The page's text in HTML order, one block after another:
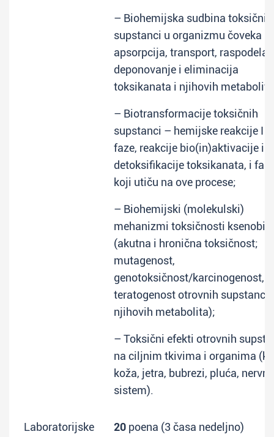
– Biohemijska sudbina toksičnih
supstanci u organizmu čoveka
apsorpcija, transport, raspodela,
deponovanje i eliminacija
toksikanata i njihovih
– Biotransformacije toksičnih
supstanci – hemijske reakcije I i
faze, reakcije bio(in)aktivacije i
detoksifikacije toksikanata, i
koji utiču na ove procese;
– Biohemijski (molekulski)
mehanizmi toksičnosti
(akutna i hronična toksičnost;
mutagenost,
genotoksičnost/karcinogenost,
teratogenost otrovnih supstanci i
njihovih metabolita);
– Toksični efekti otrovnih
na ciljnim tkivima i organima
koža, jetra, bubrezi, pluća, nervni
sistem).
Laboratorijske
20 poena (3 časa nedeljno)